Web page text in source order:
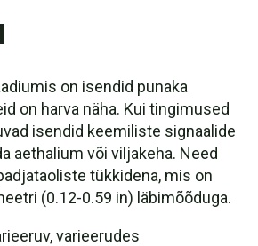
on isendid punaka
on harva näha. Kui tingimused
isendid keemiliste signaalide
aethalium või viljakeha. Need
tükkidena, mis on
(0.12-0.59 in) läbimõõduga.
varieerudes